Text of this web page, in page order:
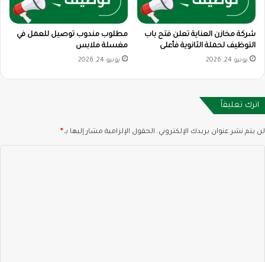
شركة مخازن العناية تعلن فتح باب
التوظيف لحملة الثانوية فأعلى
يونيو 24, 2026
مطلوب مندوب توصيل للعمل في
مغسلة ملابس
يونيو 24, 2026
اترك تعليقاً
لن يتم نشر عنوان بريدك الإلكتروني. الحقول الإلزامية مشار إليها بـ*